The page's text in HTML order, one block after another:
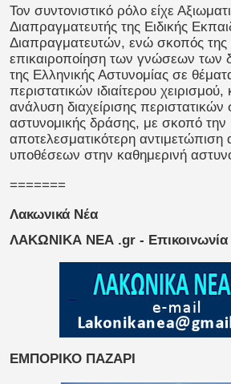
Τον συντονιστικό ρόλο είχε
Διαπραγματευτής της Ειδικής
Διαπραγματευτών, ενώ σκοπός της
επικαιροποίηση των γνώσεων των
της Ελληνικής Αστυνομίας σε
περιστατικών ιδιαίτερου
ανάλυση διαχείρισης περιστατικών
αστυνομικής δράσης, με σκοπό την
αποτελεσματικότερη
υποθέσεων στην καθημερινή
=======
Λακωνικά Νέα
ΛΑΚΩΝΙΚΑ ΝΕΑ .gr - Επικοινωνία
ΕΜΠΟΡΙΚΟ ΠΑΖΑΡΙ